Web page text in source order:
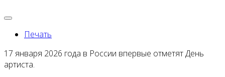
Печать
17 января 2026 года в России впервые отметят День
артиста.